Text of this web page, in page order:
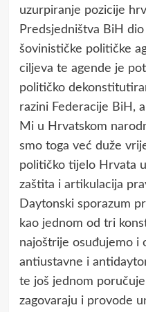
uzurpiranje pozicije
Predsjedništva BiH
šovinističke političke
ciljeva te agende je
političko
razini Federacije BiH,
Mi u Hrvatskom
smo toga već duže
političko tijelo Hrvata
zaštita i artikulacija
Daytonski sporazum
kao jednom od tri
najoštrije osuđujemo i
antiustavne i
te još jednom
zagovaraju i provode